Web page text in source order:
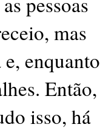
mas
enquanto
Então,
isso, há